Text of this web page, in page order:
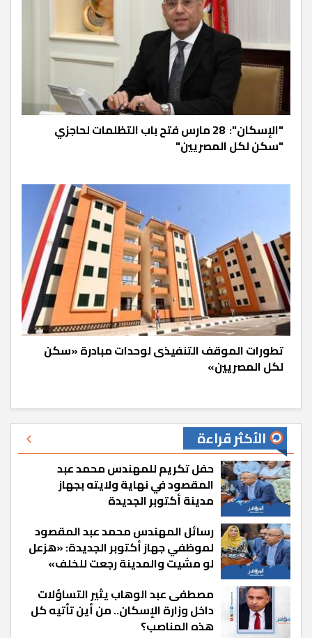
"الإسكان": 28 مارس فتح باب التظلمات لحاجزي
"سكن لكل المصريين"
تطورات الموقف التنفيذى لوحدات مبادرة «سكن
لكل المصريين»
الأكثر قراءة
حفل تكريم للمهندس محمد عبد
المقصود في نهاية ولايته بجهاز
مدينة أكتوبر الجديدة
رسائل المهندس محمد عبد المقصود
لموظفي جهاز أكتوبر الجديدة: «هزعل
لو مشيت والمدينة رجعت للخلف»
مصطفى عبد الوهاب يثير التساؤلات
داخل وزارة الإسكان.. من أين تأتيه كل
هذه المناصب؟